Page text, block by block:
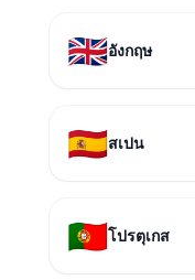
🇬🇧อังกฤษ
🇪🇸สเปน
🇵🇹โปรตุเกส